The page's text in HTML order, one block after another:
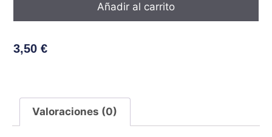
Añadir al carrito
3,50€
Valoraciones (0)